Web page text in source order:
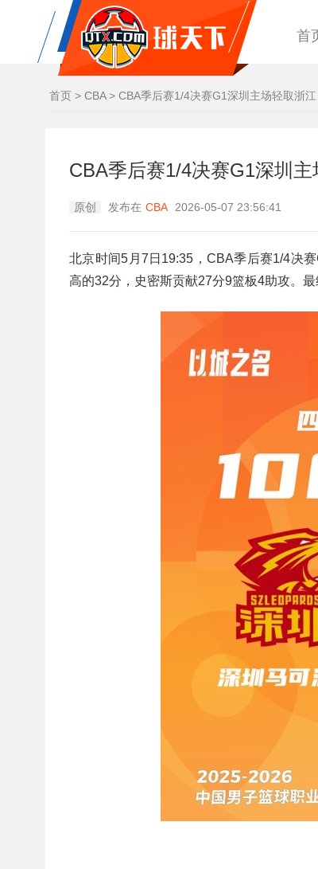
首
首页 > CBA> CBA季后赛1/4决赛G1深圳主场轻取浙
CBA季后赛1/4决赛G1深圳
原创 发布在 CBA 2026-05-07 23:56:41
北京时间5月7日19:35，CBA季后赛1/4决
高的32分，史密斯贡献27分9篮板4助攻。